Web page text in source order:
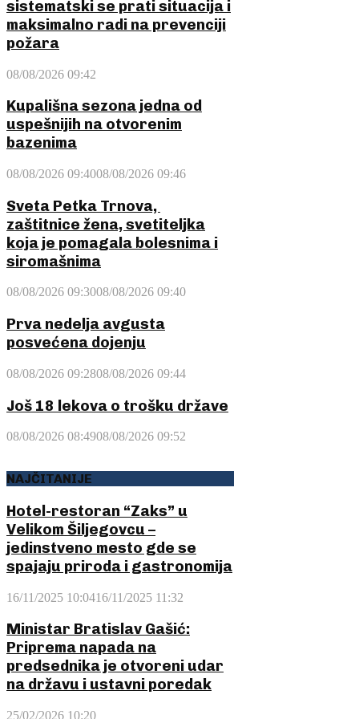
sistematski se prati situacija i
maksimalno radi na prevenciji
požara
08/08/2026 09:42
Kupališna sezona jedna od
uspešnijih na otvorenim
bazenima
08/08/2026 09:4008/08/2026 09:46
Sveta Petka Trnova,
zaštitnice žena, svetiteljka
koja je pomagala bolesnima i
siromašnima
08/08/2026 09:3008/08/2026 09:40
Prva nedelja avgusta
posvećena dojenju
08/08/2026 09:2808/08/2026 09:44
Još 18 lekova o trošku države
08/08/2026 08:4908/08/2026 09:52
NAJČITANIJE
Hotel-restoran “Zaks” u
Velikom Šiljegovcu –
jedinstveno mesto gde se
spajaju priroda i gastronomija
16/11/2025 10:0416/11/2025 11:32
Ministar Bratislav Gašić:
Priprema napada na
predsednika je otvoreni udar
na državu i ustavni poredak
25/02/2026 10:20